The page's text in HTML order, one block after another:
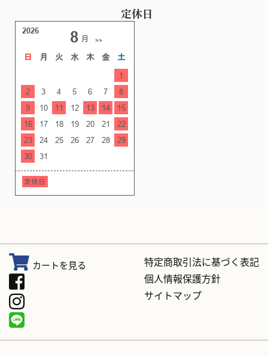
定休日
カートを見る
特定商取引法に基づく表記
個人情報保護方針
サイトマップ